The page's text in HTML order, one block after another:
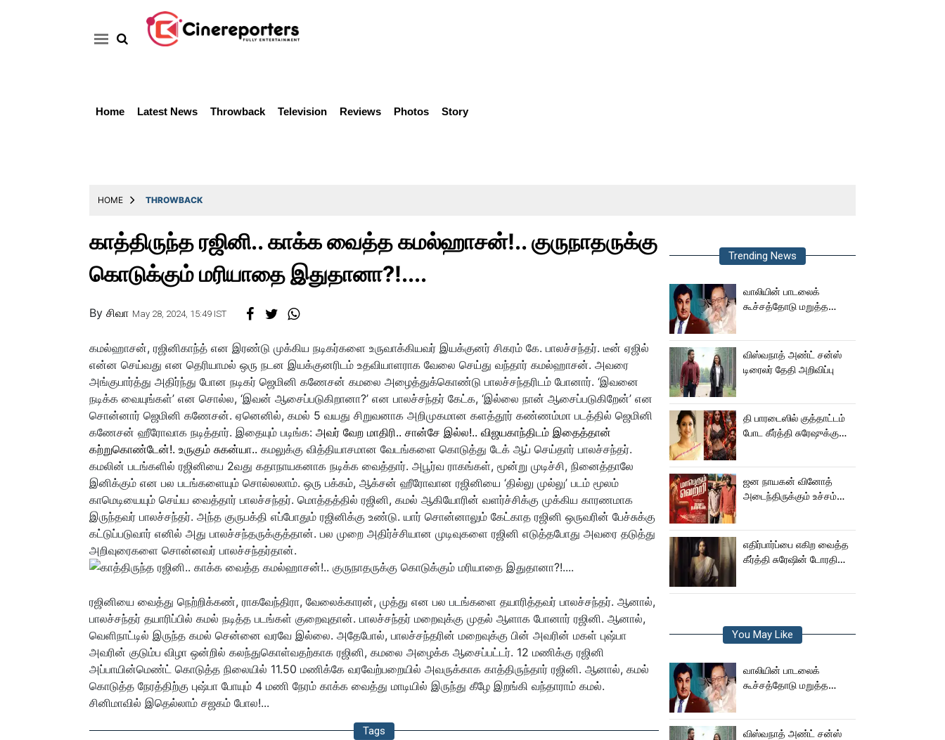
Home Latest News Throwback Television Reviews Photos Story
HOME THROWBACK
காத்திருந்த ரஜினி.. காக்க வைத்த கமல்ஹாசன்!.. குருநாதருக்கு
கொடுக்கும் மரியாதை இதுதானா?!....
By சிவா May 28, 2024, 15:49 IST
கமல்ஹாசன், ரஜினிகாந்த் என இரண்டு முக்கிய நடிகர்களை உருவாக்கியவர் இயக்குனர் சிகரம் கே. பாலச்சந்தர். டீன் ஏஜில்
என்ன செய்வது என தெரியாமல் ஒரு நடன இயக்குனரிடம் உதவியாளராக வேலை செய்து வந்தார் கமல்ஹாசன். அவரை
அங்குபார்த்து அதிர்ந்து போன நடிகர் ஜெமினி கணேசன் கமலை அழைத்துக்கொண்டு பாலச்சந்தரிடம் போனார். ‘இவனை
நடிக்க வையுங்கள்’ என சொல்ல, ‘இவன் ஆசைப்படுகிறானா?’ என பாலச்சந்தர் கேட்க, ‘இல்லை நான் ஆசைப்படுகிறேன்’ என
சொன்னார் ஜெமினி கணேசன். ஏனெனில், கமல் 5 வயது சிறுவனாக அறிமுகமான களத்தூர் கண்ணம்மா படத்தில் ஜெமினி
கணேசன் ஹீரோவாக நடித்தார். இதையும் படிங்க: அவர் வேற மாதிரி.. சான்சே இல்ல!.. விஜயகாந்திடம் இதைத்தான்
கற்றுகொண்டேன்!. உருகும் சுகன்யா.. கமலுக்கு வித்தியாசமான வேடங்களை கொடுத்து டேக் ஆப் செய்தார் பாலச்சந்தர்.
கமலின் படங்களில் ரஜினியை 2வது கதாநாயகனாக நடிக்க வைத்தார். அபூர்வ ராகங்கள், மூன்று முடிச்சி, நினைத்தாலே
இனிக்கும் என பல படங்களையும் சொல்லலாம். ஒரு பக்கம், ஆக்சன் ஹீரோவான ரஜினியை ‘தில்லு முல்லு’ படம் மூலம்
காமெடியையும் செய்ய வைத்தார் பாலச்சந்தர். மொத்தத்தில் ரஜினி, கமல் ஆகியோரின் வளர்ச்சிக்கு முக்கிய காரணமாக
இருந்தவர் பாலச்சந்தர். அந்த குருபக்தி எப்போதும் ரஜினிக்கு உண்டு. யார் சொன்னாலும் கேட்காத ரஜினி ஒருவரின் பேச்சுக்கு
கட்டுப்படுவார் எனில் அது பாலச்சந்தருக்குத்தான். பல முறை அதிர்ச்சியான முடிவுகளை ரஜினி எடுத்தபோது அவரை தடுத்து
அறிவுரைகளை சொன்னவர் பாலச்சந்தர்தான்.
ரஜினியை வைத்து நெற்றிக்கண், ராகவேந்திரா, வேலைக்காரன், முத்து என பல படங்களை தயாரித்தவர் பாலச்சந்தர். ஆனால்,
பாலச்சந்தர் தயாரிப்பில் கமல் நடித்த படங்கள் குறைவுதான். பாலச்சந்தர் மறைவுக்கு முதல் ஆளாக போனார் ரஜினி. ஆனால்,
வெளிநாட்டில் இருந்த கமல் சென்னை வரவே இல்லை. அதேபோல், பாலச்சந்தரின் மறைவுக்கு பின் அவரின் மகள் புஷ்பா
அவரின் குடும்ப விழா ஒன்றில் கலந்துகொள்வதற்காக ரஜினி, கமலை அழைக்க ஆசைப்பட்டர். 12 மணிக்கு ரஜினி
அப்பாயின்மெண்ட் கொடுத்த நிலையில் 11.50 மணிக்கே வரவேற்பறையில் அவருக்காக காத்திருந்தார் ரஜினி. ஆனால், கமல்
கொடுத்த நேரத்திற்கு புஷ்பா போயும் 4 மணி நேரம் காக்க வைத்து மாடியில் இருந்து கீழே இறங்கி வந்தாராம் கமல்.
சினிமாவில் இதெல்லாம் சஜகம் போல!...
Tags
Trending News
வாலியின் பாடலைக்
கூச்சத்தோடு மறுத்த
விஸ்வநாத் அண்ட் சன்ஸ்
டிரைலர் தேதி அறிவிப்பு
தி பாரடைஸில் குத்தாட்டம்
போட கீர்த்தி சுரேஷுக்கு
ஜன நாயகன் வினோத்
அடைந்திருக்கும் உச்சம்
எதிர்பார்ப்பை எகிற வைத்த
கீர்த்தி சுரேஷின் டோரதி
You May Like
வாலியின் பாடலைக்
கூச்சத்தோடு மறுத்த
விஸ்வநாத் அண்ட் சன்ஸ்